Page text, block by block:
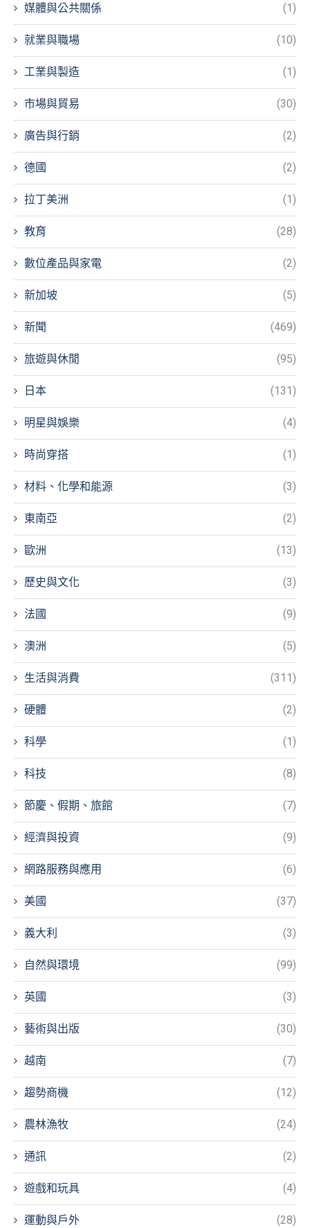
媒體與公共關係 (1)
就業與職場 (10)
工業與製造 (1)
市場與貿易 (30)
廣告與行銷 (2)
德國 (2)
拉丁美洲 (1)
教育 (28)
數位產品與家電 (2)
新加坡 (5)
新聞 (469)
旅遊與休閒 (95)
日本 (131)
明星與娛樂 (4)
時尚穿搭 (1)
材料、化學和能源 (3)
東南亞 (2)
歐洲 (13)
歷史與文化 (3)
法國 (9)
澳洲 (5)
生活與消費 (311)
硬體 (2)
科學 (1)
科技 (8)
節慶、假期、旅館 (7)
經濟與投資 (9)
網路服務與應用 (6)
美國 (37)
義大利 (3)
自然與環境 (99)
英國 (3)
藝術與出版 (30)
越南 (7)
趨勢商機 (12)
農林漁牧 (24)
通訊 (2)
遊戲和玩具 (4)
運動與戶外 (28)